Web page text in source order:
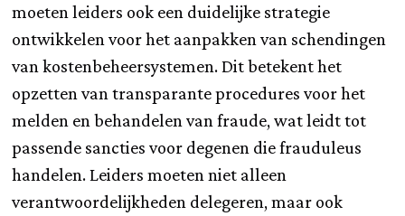
moeten leiders ook een duidelijke strategie
ontwikkelen voor het aanpakken van schendingen
van kostenbeheersystemen. Dit betekent het
opzetten van transparante procedures voor het
melden en behandelen van fraude, wat leidt tot
passende sancties voor degenen die frauduleus
handelen. Leiders moeten niet alleen
verantwoordelijkheden delegeren, maar ook